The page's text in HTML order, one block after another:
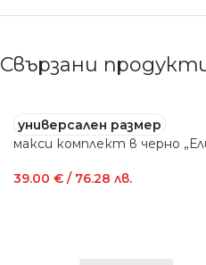
Свързани
универсален размер
макси комплект в черно
39.00 € / 76.28 лв.